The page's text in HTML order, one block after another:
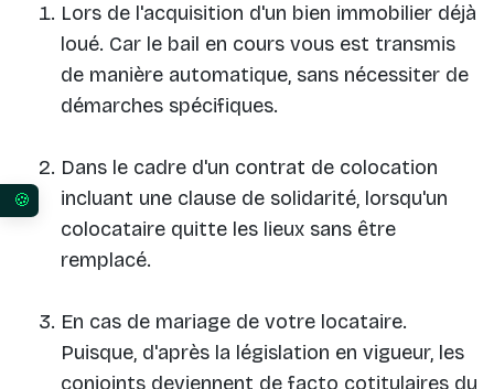
Lors de l'acquisition d'un bien immobilier déjà
loué. Car le bail en cours vous est transmis
de manière automatique, sans nécessiter de
démarches spécifiques.
Dans le cadre d'un contrat de colocation
incluant une clause de solidarité, lorsqu'un
colocataire quitte les lieux sans être
remplacé.
En cas de mariage de votre locataire.
Puisque, d'après la législation en vigueur, les
conjoints deviennent de facto cotitulaires du
Vos préférences en matière de consentement